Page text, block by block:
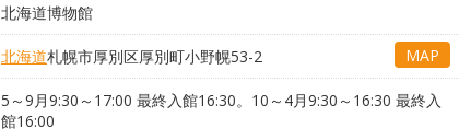
北海道博物館
北海道札幌市厚別区厚別町小野幌53-2 MAP
5～9月9:30～17:00 最終入館16:30。10～4月9:30～16:30 最終入
館16:00